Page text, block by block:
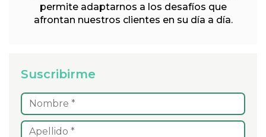
permite adaptarnos a los desafíos que
afrontan nuestros clientes en su día a día.
Suscribirme